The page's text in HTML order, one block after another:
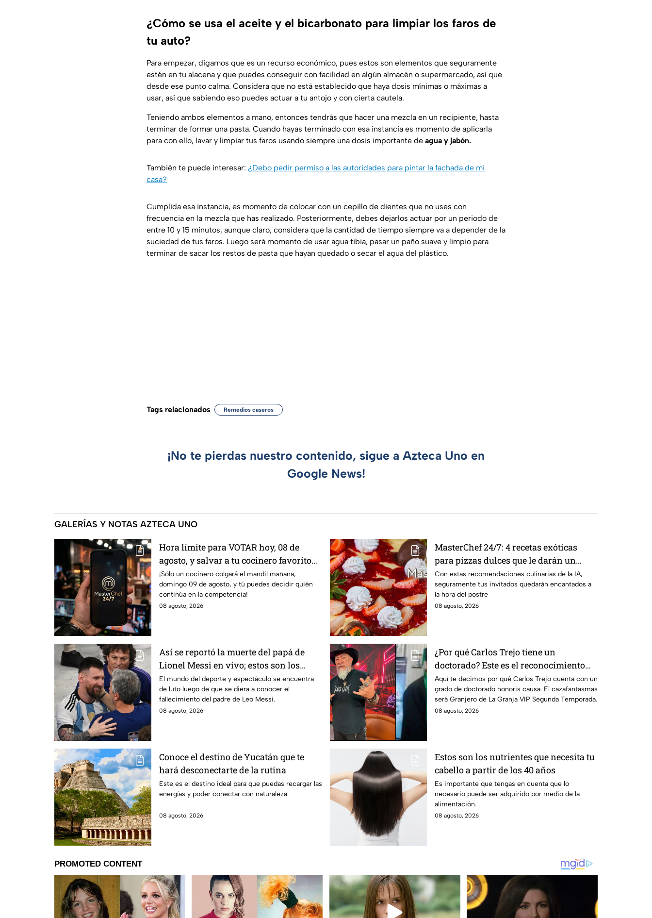
¿Cómo se usa el aceite y el bicarbonato para limpiar los faros de
tu auto?
Para empezar, digamos que es un recurso económico, pues estos son elementos que seguramente
estén en tu alacena y que puedes conseguir con facilidad en algún almacén o supermercado, así que
desde ese punto calma. Considera que no está establecido que haya dosis mínimas o máximas a
usar, así que sabiendo eso puedes actuar a tu antojo y con cierta cautela.
Teniendo ambos elementos a mano, entonces tendrás que hacer una mezcla en un recipiente, hasta
terminar de formar una pasta. Cuando hayas terminado con esa instancia es momento de aplicarla
para con ello, lavar y limpiar tus faros usando siempre una dosis importante de agua y jabón.
También te puede interesar: ¿Debo pedir permiso a las autoridades para pintar la fachada de mi
casa?
Cumplida esa instancia, es momento de colocar con un cepillo de dientes que no uses con
frecuencia en la mezcla que has realizado. Posteriormente, debes dejarlos actuar por un periodo de
entre 10 y 15 minutos, aunque claro, considera que la cantidad de tiempo siempre va a depender de la
suciedad de tus faros. Luego será momento de usar agua tibia, pasar un paño suave y limpio para
terminar de sacar los restos de pasta que hayan quedado o secar el agua del plástico.
Tags relacionados Remedios caseros
¡No te pierdas nuestro contenido, sigue a Azteca Uno en
Google News!
GALERÍAS Y NOTAS AZTECA UNO
Hora límite para VOTAR hoy, 08 de
agosto, y salvar a tu cocinero favorito
de MasterChef 24/7
¡Sólo un cocinero colgará el mandil mañana,
domingo 09 de agosto, y tú puedes decidir quién
continúa en la competencia!
08 agosto, 2026
MasterChef 24/7: 4 recetas exóticas
para pizzas dulces que le darán un
toque sofisticado a tu mesa
Con estas recomendaciones culinarias de la IA,
seguramente tus invitados quedarán encantados a
la hora del postre
08 agosto, 2026
Así se reportó la muerte del papá de
Lionel Messi en vivo; estos son los
detalles en Venga La Alegría
El mundo del deporte y espectáculo se encuentra
de luto luego de que se diera a conocer el
fallecimiento del padre de Leo Messi.
08 agosto, 2026
¿Por qué Carlos Trejo tiene un
doctorado? Este es el reconocimiento
que el cazafantasmas recibió
Aquí te decimos por qué Carlos Trejo cuenta con un
grado de doctorado honoris causa. El cazafantasmas
será Granjero de La Granja VIP Segunda Temporada.
08 agosto, 2026
Conoce el destino de Yucatán que te
hará desconectarte de la rutina
Este es el destino ideal para que puedas recargar las
energías y poder conectar con naturaleza.
08 agosto, 2026
Estos son los nutrientes que necesita tu
cabello a partir de los 40 años
Es importante que tengas en cuenta que lo
necesario puede ser adquirido por medio de la
alimentación.
08 agosto, 2026